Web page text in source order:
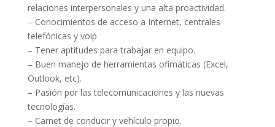
relaciones interpersonales y una alta proactividad.
– Conocimientos de acceso a Internet, centrales
telefónicas y voip
– Tener aptitudes para trabajar en equipo.
– Buen manejo de herramientas ofimáticas (Excel,
Outlook, etc).
– Pasión por las telecomunicaciones y las nuevas
tecnologías.
– Carnet de conducir y vehículo propio.